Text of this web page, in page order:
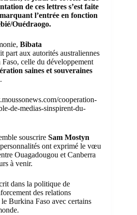
de ces lettres s’est faite
l’entrée en fonction
Ouédraogo.
Bibata
part aux autorités australiennes
celle du développement
saines et souveraines
cooperation-
de-medias-sinspirent-du-
souscrire Sam Mostyn
ont exprimé le vœu
Ouagadougou et Canberra
à venir.
dans la politique de
des relations
Burkina Faso avec certains